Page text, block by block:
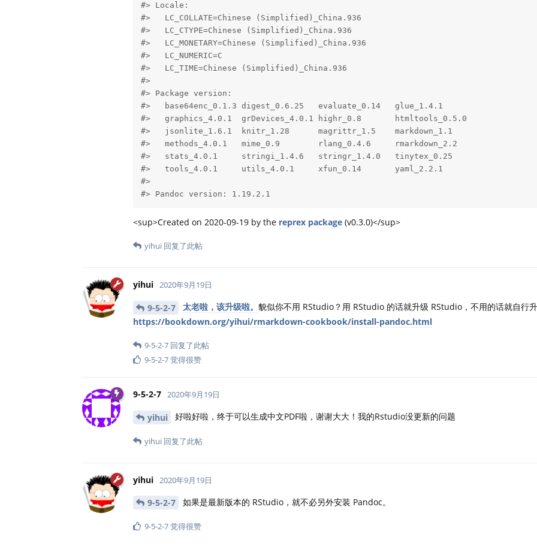
#> Locale:
#>   LC_COLLATE=Chinese (Simplified)_China.936
#>   LC_CTYPE=Chinese (Simplified)_China.936
#>   LC_MONETARY=Chinese (Simplified)_China.936
#>   LC_NUMERIC=C
#>   LC_TIME=Chinese (Simplified)_China.936
#>
#> Package version:
#>   base64enc_0.1.3 digest_0.6.25   evaluate_0.14   glue_1.4.1
#>   graphics_4.0.1  grDevices_4.0.1 highr_0.8       htmltools_0.5.0
#>   jsonlite_1.6.1  knitr_1.28      magrittr_1.5    markdown_1.1
#>   methods_4.0.1   mime_0.9        rlang_0.4.6     rmarkdown_2.2
#>   stats_4.0.1     stringi_1.4.6   stringr_1.4.0   tinytex_0.25
#>   tools_4.0.1     utils_4.0.1     xfun_0.14       yaml_2.2.1
#>
#> Pandoc version: 1.19.2.1
<sup>Created on 2020-09-19 by the reprex package (v0.3.0)</sup>
yihui 回复了此帖
yihui 2020年9月19日
9-5-2-7 太老啦，该升级啦。 貌似你不用 RStudio？用 RStudio 的话就升级 RStudio，不用的话就自行
https://bookdown.org/yihui/rmarkdown-cookbook/install-pandoc.html
9-5-2-7 回复了此帖
9-5-2-7觉得很赞
9-5-2-7 2020年9月19日
yihui 好啦好啦，终于可以生成中文PDF啦，谢谢大大！我的Rstudio没更新的问题
yihui 回复了此帖
yihui 2020年9月19日
9-5-2-7 如果是最新版本的 RStudio，就不必另外安装 Pandoc。
9-5-2-7觉得很赞